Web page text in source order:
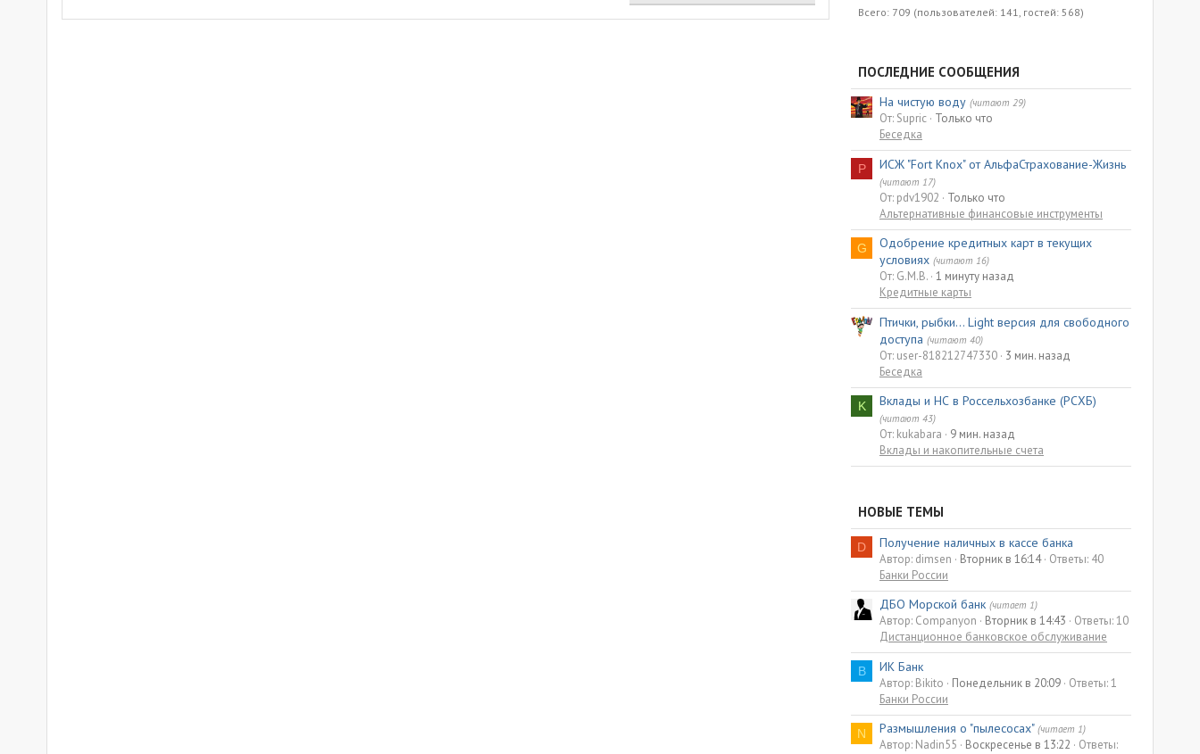
Всего: 709 (пользователей: 141, гостей: 568)
ПОСЛЕДНИЕ СООБЩЕНИЯ
На чистую воду (читают 29)
От: Supric Только что
Беседка
P ИСЖ "Fort Knox" от АльфаСтрахование-Жизнь
(читают 17)
От: pdv1902
Только что
Альтернативные финансовые инструменты
G
Одобрение кредитных карт в текущих
условиях (читают 16)
От: G.M.B. 1 минуту назад
Кредитные карты
Птички, рыбки... Light версия для свободного
доступа (читают 40)
От: user-818212747330 3 мин. назад
Беседка
K Вклады и НС в Россельхозбанке (РСХБ)
(читают 43)
От: kukabara
9 мин. назад
Вклады и накопительные счета
НОВЫЕ ТЕМЫ
D Получение наличных в кассе банка
Автор: dimsen Вторник в 16:14 Ответы: 40
Банки России
ДБО Морской банк (читает 1)
Автор: Companyon Вторник в 14:43
Ответы: 10
Дистанционное банковское обслуживание
B ИК Банк
Автор: Bikito Понедельник в 20:09 Ответы: 1
Банки России
N Размышления о "пылесосах" (читает 1)
Автор: Nadin55 Воскресенье в 13:22
Ответы: